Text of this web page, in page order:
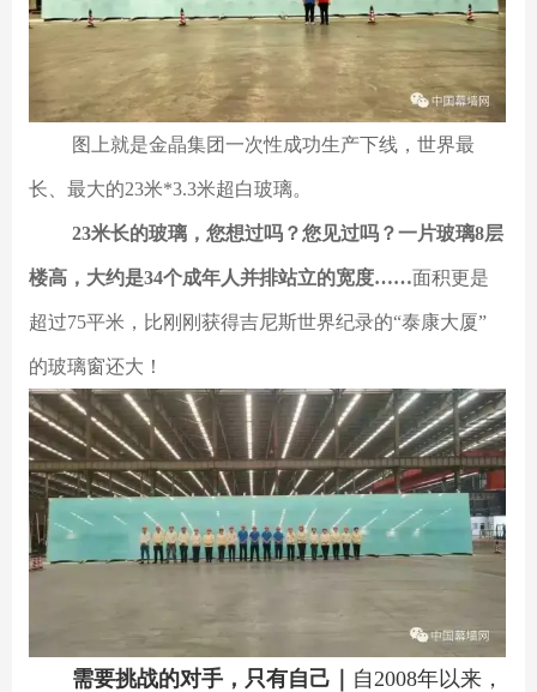
图上就是金晶集团一次性成功生产下线，世界最
长、最大的23米*3.3米超白玻璃。
23米长的玻璃，您想过吗？您见过吗？一片玻璃8层
楼高，大约是34个成年人并排站立的宽度……面积更是
超过75平米，比刚刚获得吉尼斯世界纪录的“泰康大厦”
的玻璃窗还大！
需要挑战的对手，只有自己｜ 自2008年以来，